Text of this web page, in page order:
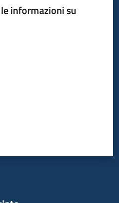
informazioni su